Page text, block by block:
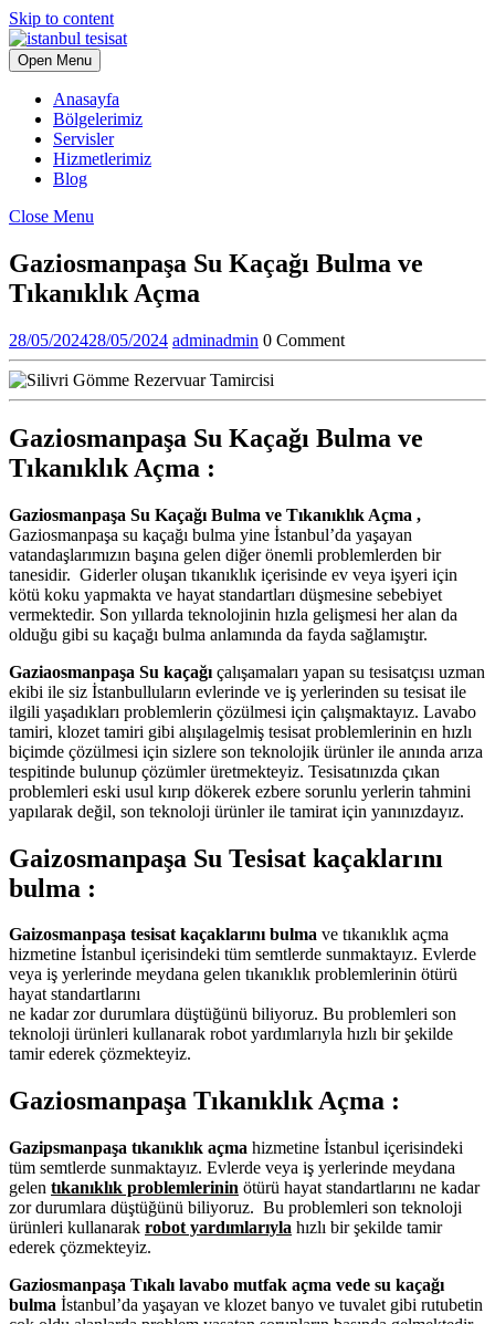
Skip to content
Open Menu
Anasayfa
Bölgelerimiz
Servisler
Hizmetlerimiz
Blog
Close Menu
Gaziosmanpaşa Su Kaçağı Bulma ve
Tıkanıklık Açma
28/05/202428/05/2024 adminadmin 0 Comment
Gaziosmanpaşa Su Kaçağı Bulma ve
Tıkanıklık Açma :
Gaziosmanpaşa Su Kaçağı Bulma ve Tıkanıklık Açma ,
Gaziosmanpaşa su kaçağı bulma yine İstanbul’da yaşayan
vatandaşlarımızın başına gelen diğer önemli problemlerden bir
tanesidir. Giderler oluşan tıkanıklık içerisinde ev veya işyeri için
kötü koku yapmakta ve hayat standartları düşmesine sebebiyet
vermektedir. Son yıllarda teknolojinin hızla gelişmesi her alan da
olduğu gibi su kaçağı bulma anlamında da fayda sağlamıştır.
Gaziaosmanpaşa Su kaçağı çalışamaları yapan su tesisatçısı uzman
ekibi ile siz İstanbulluların evlerinde ve iş yerlerinden su tesisat ile
ilgili yaşadıkları problemlerin çözülmesi için çalışmaktayız. Lavabo
tamiri, klozet tamiri gibi alışılagelmiş tesisat problemlerinin en hızlı
biçimde çözülmesi için sizlere son teknolojik ürünler ile anında arıza
tespitinde bulunup çözümler üretmekteyiz. Tesisatınızda çıkan
problemleri eski usul kırıp dökerek ezbere sorunlu yerlerin tahmini
yapılarak değil, son teknoloji ürünler ile tamirat için yanınızdayız.
Gaizosmanpaşa Su Tesisat kaçaklarını
bulma :
Gaizosmanpaşa tesisat kaçaklarını bulma ve tıkanıklık açma
hizmetine İstanbul içerisindeki tüm semtlerde sunmaktayız. Evlerde
veya iş yerlerinde meydana gelen tıkanıklık problemlerinin ötürü
hayat standartlarını
ne kadar zor durumlara düştüğünü biliyoruz. Bu problemleri son
teknoloji ürünleri kullanarak robot yardımlarıyla hızlı bir şekilde
tamir ederek çözmekteyiz.
Gaziosmanpaşa Tıkanıklık Açma :
Gazipsmanpaşa tıkanıklık açma hizmetine İstanbul içerisindeki
tüm semtlerde sunmaktayız. Evlerde veya iş yerlerinde meydana
gelen tıkanıklık problemlerinin ötürü hayat standartlarını ne kadar
zor durumlara düştüğünü biliyoruz. Bu problemleri son teknoloji
ürünleri kullanarak robot yardımlarıyla hızlı bir şekilde tamir
ederek çözmekteyiz.
Gaziosmanpaşa Tıkalı lavabo mutfak açma vede su kaçağı
bulma İstanbul’da yaşayan ve klozet banyo ve tuvalet gibi rutubetin